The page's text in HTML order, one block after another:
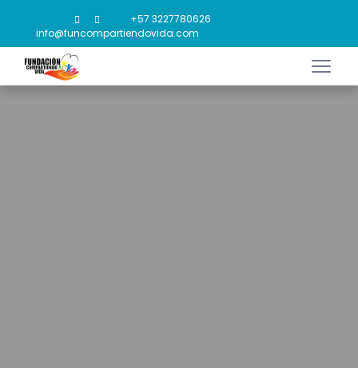
+57 3227780626
info@funcompartiendovida.com